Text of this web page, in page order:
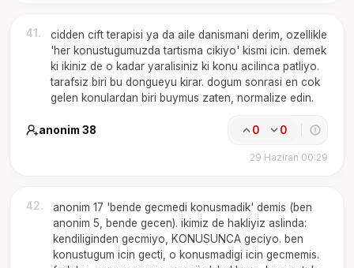
41 .
cidden cift terapisi ya da aile danismani derim, ozellikle
'her konustugumuzda tartisma cikiyo' kismi icin. demek
ki ikiniz de o kadar yaralisiniz ki konu acilinca patliyo.
tarafsiz biri bu dongueyu kirar. dogum sonrasi en cok
gelen konulardan biri buymus zaten, normalize edin.
anonim 38 0 0
29 Haziran 00:29
42.
anonim 17 'bende gecmedi konusmadik' demis (ben
anonim 5, bende gecen). ikimiz de hakliyiz aslinda:
kendiliginden gecmiyo, KONUSUNCA geciyo. ben
konustugum icin gecti, o konusmadigi icin gecmemis.